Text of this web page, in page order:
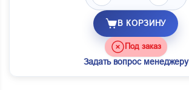
В КОРЗИНУ
Под заказ
Задать вопрос менеджеру